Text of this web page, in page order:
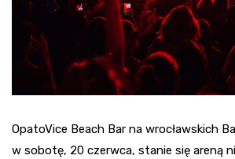
OpatoVice Beach Bar na wrocławskich
w sobotę, 20 czerwca, stanie się areną